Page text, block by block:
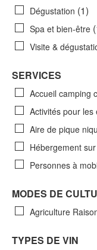
Dégustation (1)
Spa et bien-être
Visite &
SERVICES
Accueil camping
Activités pour les
Aire de pique
Hébergement
Personnes à
MODES DE
Agriculture
TYPES DE VIN